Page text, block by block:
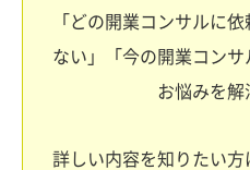
「どの開業コンサルに
ない」「今の開業コン
お悩みを解
詳しい内容を知りたい